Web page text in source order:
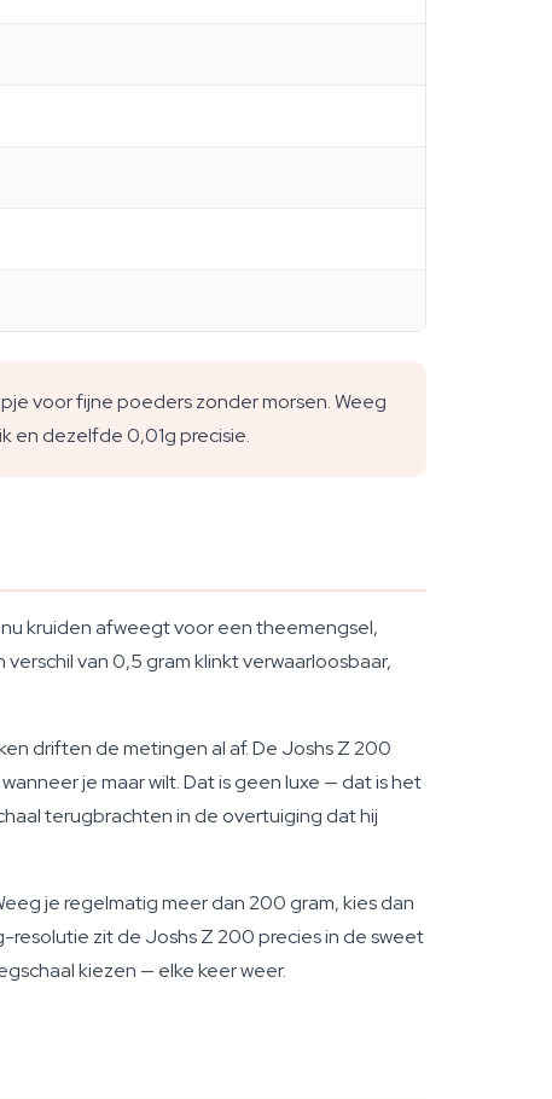
voor fijne poeders zonder morsen. Weeg
en dezelfde 0,01g precisie.
kruiden afweegt voor een theemengsel,
van 0,5 gram klinkt verwaarloosbaar,
driften de metingen al af. De Joshs Z 200
je maar wilt. Dat is geen luxe — dat is het
terugbrachten in de overtuiging dat hij
je regelmatig meer dan 200 gram, kies dan
zit de Joshs Z 200 precies in de sweet
kiezen — elke keer weer.